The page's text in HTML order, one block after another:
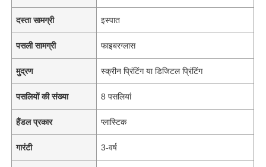
दस्ता सामग्री इस्पात
पसली सामग्री फाइबरग्लास
मुद्रण स्क्रीन प्रिंटिंग या डिजिटल प्रिंटिंग
पसलियों की संख्या 8 पसलियां
हैंडल प्रकार प्लास्टिक
गारंटी 3-वर्ष